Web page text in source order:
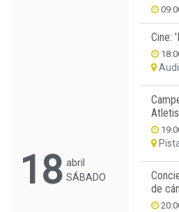
18 abril
SÁBADO
Cine:
de